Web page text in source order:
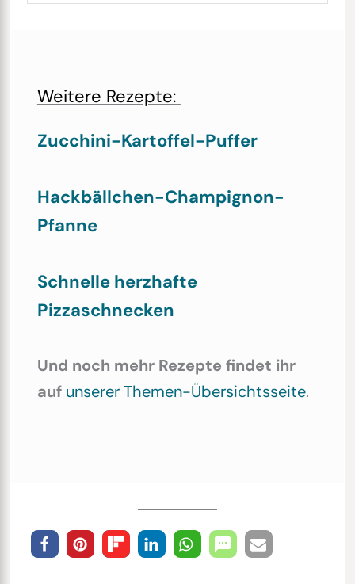
Weitere Rezepte:
Zucchini-Kartoffel-Puffer
Hackbällchen-Champignon-
Pfanne
Schnelle herzhafte
Pizzaschnecken
Und noch mehr Rezepte findet ihr
auf unserer Themen-Übersichtsseite.